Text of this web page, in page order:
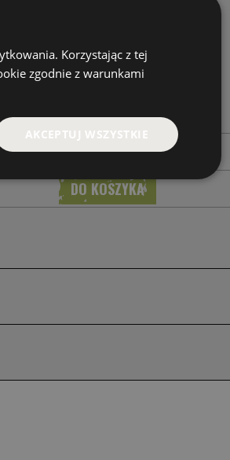
Korzystając z tej
zgodnie z warunkami
AKCEPTUJ WSZYSTKIE